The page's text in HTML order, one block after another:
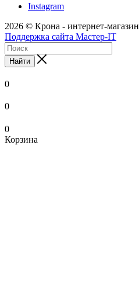
Instagram
2026 © Крона - интернет-магазин
Поддержка сайта Мастер-IT
Найти
0
0
0
Корзина